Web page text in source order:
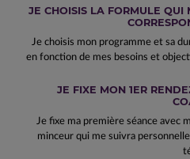
JE CHOISIS LA FORMULE QUI
Je choisis mon programme et sa
en fonction de mes besoins et
JE FIXE MON 1ER
Je fixe ma première séance avec
minceur qui me suivra